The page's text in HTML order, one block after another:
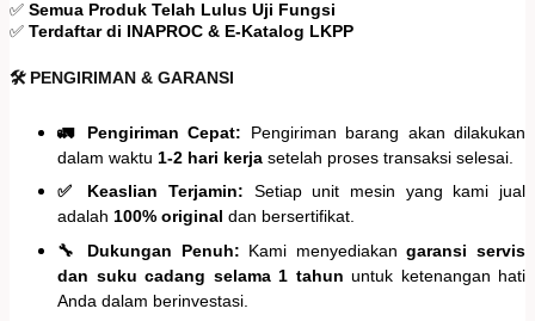
✅ Semua Produk Telah Lulus Uji Fungsi
✅ Terdaftar di INAPROC & E-Katalog LKPP
🛠️ PENGIRIMAN & GARANSI
🚛 Pengiriman Cepat: Pengiriman barang akan dilakukan
dalam waktu 1-2 hari kerja setelah proses transaksi selesai.
✅ Keaslian Terjamin: Setiap unit mesin yang kami jual
adalah 100% original dan bersertifikat.
🔧 Dukungan Penuh: Kami menyediakangaransi servis
dan suku cadang selama 1 tahun untuk ketenangan hati
Anda dalam berinvestasi.